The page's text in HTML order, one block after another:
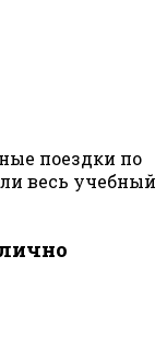
поездки по
весь учебный